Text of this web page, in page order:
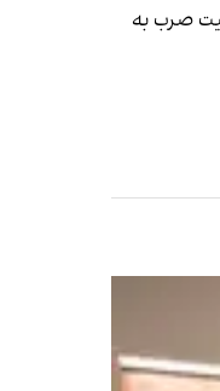
صرب به